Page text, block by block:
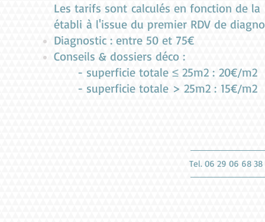
Les tarifs sont calculés en fonction de
établi à l'issue du premier RDV de
Diagnostic : entre 50 et 75€
Conseils & dossiers déco :
- superficie totale ≤ 25m2 : 20€/m2
- superficie totale > 25m2 : 15€/m2
Tel. 06 29 06 68